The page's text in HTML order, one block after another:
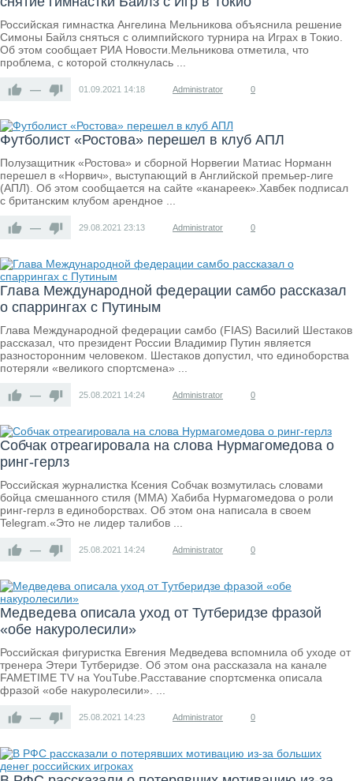
Российская гимнастка Ангелина Мельникова объяснила решение
Симоны Байлз сняться с олимпийского турнира на Играх в Токио.
Об этом сообщает РИА Новости.Мельникова отметила, что
проблема, с которой столкнулась ...
— 01.09.2021 14:18 Administrator 0
Футболист «Ростова» перешел в клуб АПЛ
Полузащитник «Ростова» и сборной Норвегии Матиас Норманн
перешел в «Норвич», выступающий в Английской премьер-лиге
(АПЛ). Об этом сообщается на сайте «канареек».Хавбек подписал
с британским клубом арендное ...
— 29.08.2021 23:13 Administrator 0
Глава Международной федерации самбо рассказал
о спаррингах с Путиным
Глава Международной федерации самбо (FIAS) Василий Шестаков
рассказал, что президент России Владимир Путин является
разносторонним человеком. Шестаков допустил, что единоборства
потеряли «великого спортсмена» ...
— 25.08.2021 14:24 Administrator 0
Собчак отреагировала на слова Нурмагомедова о
ринг-герлз
Российская журналистка Ксения Собчак возмутилась словами
бойца смешанного стиля (MMA) Хабиба Нурмагомедова о роли
ринг-герлз в единоборствах. Об этом она написала в своем
Telegram.«Это не лидер талибов ...
— 25.08.2021 14:24 Administrator 0
Медведева описала уход от Тутберидзе фразой
«обе накуролесили»
Российская фигуристка Евгения Медведева вспомнила об уходе от
тренера Этери Тутберидзе. Об этом она рассказала на канале
FAMETIME TV на YouTube.Расставание спортсменка описала
фразой «обе накуролесили». ...
— 25.08.2021 14:23 Administrator 0